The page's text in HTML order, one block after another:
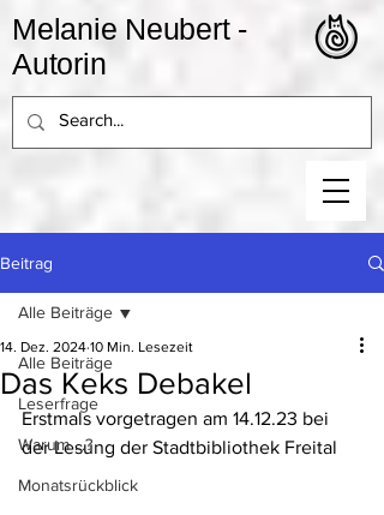
Melanie Neubert -
Autorin
Beitrag
Alle Beiträge
Leserfrage
Warum ...?
Monatsrückblick
Alle Beiträge
Das Keks Debakel
14. Dez. 2024 10 Min. Lesezeit
Erstmals vorgetragen am 14.12.23 bei
der Lesung der Stadtbibliothek Freital